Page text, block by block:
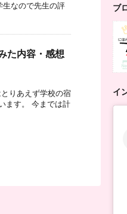
生なので先生の評
た内容・感想
りあえず学校の宿
ます。 今までは計
ブ
イ